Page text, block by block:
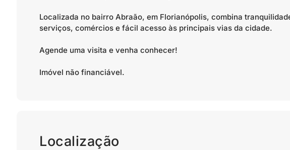
Localizada no bairro Abraão, em Florianópolis, combina
serviços, comércios e fácil acesso às principais vias da cidade.
Agende uma visita e venha conhecer!
Imóvel não financiável.
Localização